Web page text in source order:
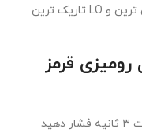
روشنایی دلخواه را انتخاب کنید . L3 روشن ترین و LO تاریک ترین
قرمز
در هنگام نمایش ساعت کلید set را به مدت ۳ ثانیه فشار دهید